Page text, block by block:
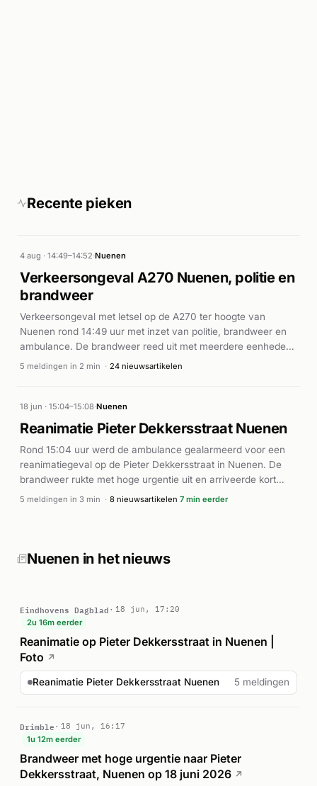
Recente pieken
4 aug · 14:49–14:52·Nuenen
Verkeersongeval A270 Nuenen, politie en
brandweer
Verkeersongeval met letsel op de A270 ter hoogte van
Nuenen rond 14:49 uur met inzet van politie, brandweer en
ambulance. De brandweer reed uit met meerdere eenheden
op prioriteit P1 naar de plaats van het ongeluk.
5 meldingen in 2 min · 24 nieuwsartikelen
18 jun · 15:04–15:08·Nuenen
Reanimatie Pieter Dekkersstraat Nuenen
Rond 15:04 uur werd de ambulance gealarmeerd voor een
reanimatiegeval op de Pieter Dekkersstraat in Nuenen. De
brandweer rukte met hoge urgentie uit en arriveerde kort
daarna met een AED (automatische externe defibrillator).
brandweer trok het alarm rond 15:08 uur in, waarmee het
directe hulpverleningsfase werd beëindigd.
5 meldingen in 3 min · 8 nieuwsartikelen 7 min eerder
Nuenen in het nieuws
Eindhovens Dagblad
18 jun, 17:20
2u 16m eerder
Reanimatie op Pieter Dekkersstraat in Nuenen |
Foto ↗
Reanimatie Pieter Dekkersstraat Nuenen 5 meldingen
Drimble
18 jun, 16:17
1u 12m eerder
Brandweer met hoge urgentie naar Pieter
Dekkersstraat, Nuenen op 18 juni 2026 ↗